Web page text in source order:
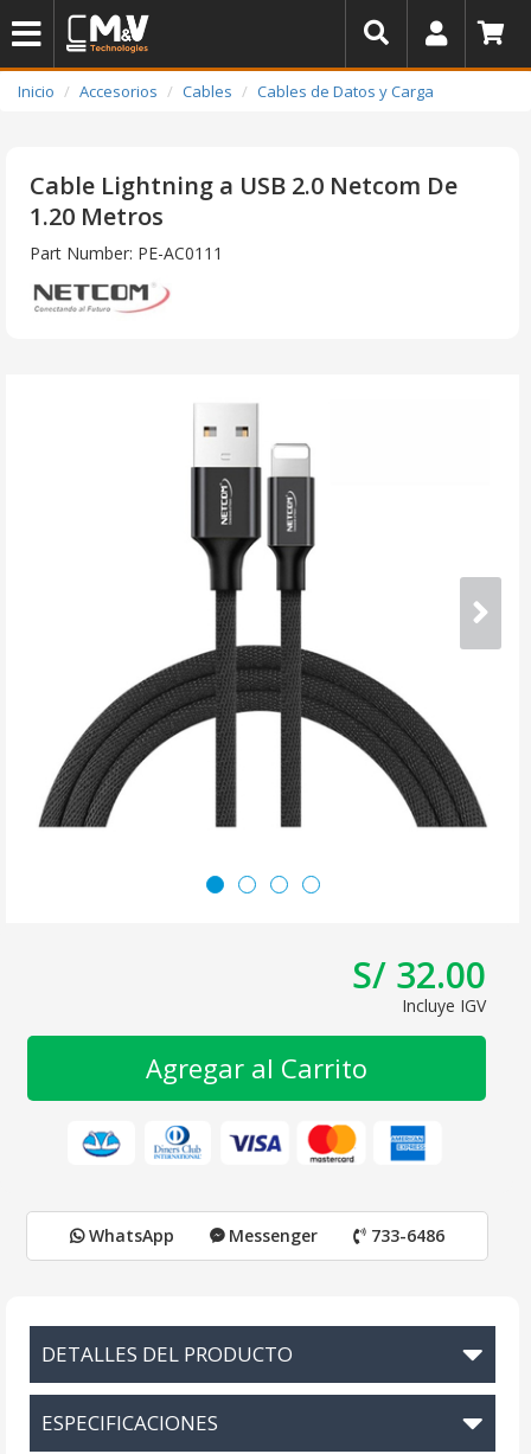
Inicio Accesorios Cables Cables de Datos y Carga
Cable Lightning a USB 2.0 Netcom De
1.20 Metros
Part Number: PE-AC0111
S/ 32.00
Incluye IGV
Agregar al Carrito
WhatsApp Messenger 733-6486
DETALLES DEL PRODUCTO
ESPECIFICACIONES